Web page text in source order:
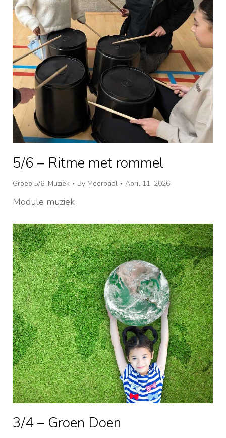
5/6 – Ritme met rommel
Groep 5/6, Muziek By Meerpaal April 11, 2026
Module muziek
3/4 – Groen Doen